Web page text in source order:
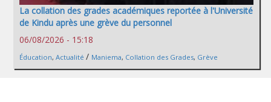
La collation des grades académiques reportée à l'Université
de Kindu après une grève du personnel
06/08/2026 - 15:18
Éducation, Actualité / Maniema, Collation des Grades, Grève